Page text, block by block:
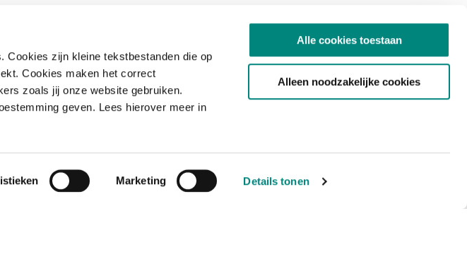
Cookies zijn kleine tekstbestanden die op
Cookies maken het correct
zoals jij onze website gebruiken.
geven. Lees hierover meer in
Marketing Details tonen
Alle cookies toestaan
Alleen noodzakelijke cookies